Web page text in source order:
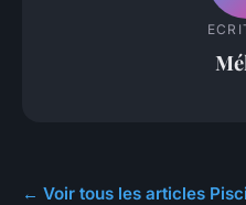
← Voir tous les articles